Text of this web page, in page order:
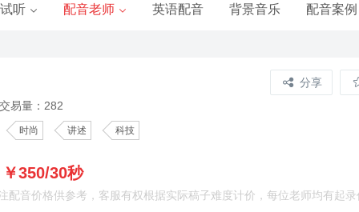
听
配音
配音老师
女声配音
英语配音 背景音乐 配音案例
分享
易量：282
时尚 讲述 科技
￥350/30秒
配音价格供参考，客服有权根据实际稿子难度计价，每位老师均有起